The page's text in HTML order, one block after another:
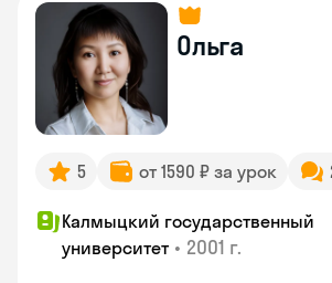
Ольга
5 от 1590 ₽ за урок
Калмыцкий государственный
университет • 2001 г.